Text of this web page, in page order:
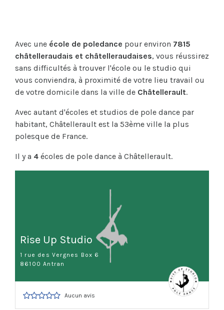
Avec une école de poledance pour environ 7815
châtelleraudais et châtelleraudaises, vous réussirez
sans difficultés à trouver l'école ou le studio qui
vous conviendra, à proximité de votre lieu travail ou
de votre domicile dans la ville de Châtellerault.
Avec autant d'écoles et studios de pole dance par
habitant, Châtellerault est la 53ème ville la plus
polesque de France.
Il y a 4 écoles de pole dance à Châtellerault.
Rise Up Studio
1 rue des Vergnes Box 6
86100 Antran
Aucun avis